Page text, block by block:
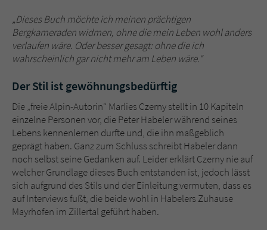
„Dieses Buch möchte ich meinen prächtigen
Bergkameraden widmen, ohne die mein Leben wohl anders
verlaufen wäre. Oder besser gesagt: ohne die ich
wahrscheinlich gar nicht mehr am Leben wäre.“
Der Stil ist gewöhnungsbedürftig
Die „freie Alpin-Autorin“ Marlies Czerny stellt in 10 Kapiteln
einzelne Personen vor, die Peter Habeler während seines
Lebens kennenlernen durfte und, die ihn maßgeblich
geprägt haben. Ganz zum Schluss schreibt Habeler dann
noch selbst seine Gedanken auf. Leider erklärt Czerny nie auf
welcher Grundlage dieses Buch entstanden ist, jedoch lässt
sich aufgrund des Stils und der Einleitung vermuten, dass es
auf Interviews fußt, die beide wohl in Habelers Zuhause
Mayrhofen im Zillertal geführt haben.